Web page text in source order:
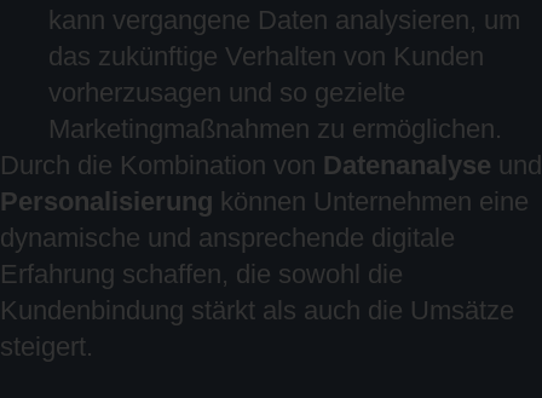
kann vergangene Daten analysieren, um
das zukünftige Verhalten von Kunden
vorherzusagen und so gezielte
Marketingmaßnahmen zu ermöglichen.
Durch die Kombination von Datenanalyse und
Personalisierung können Unternehmen eine
dynamische und ansprechende digitale
Erfahrung schaffen, die sowohl die
Kundenbindung stärkt als auch die Umsätze
steigert.